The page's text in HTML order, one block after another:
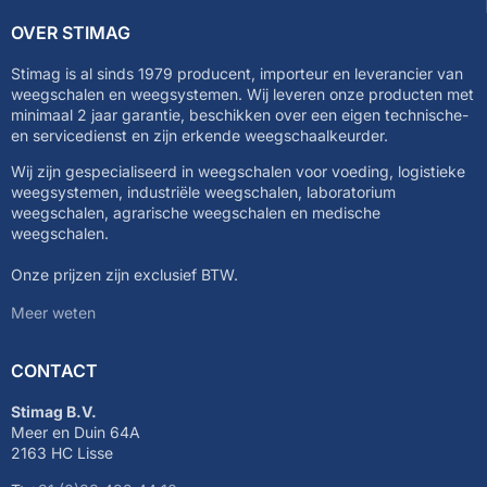
OVER STIMAG
Stimag is al sinds 1979 producent, importeur en leverancier van
weegschalen en weegsystemen. Wij leveren onze producten met
minimaal 2 jaar garantie, beschikken over een eigen technische-
en servicedienst en zijn erkende weegschaalkeurder.
Wij zijn gespecialiseerd in weegschalen voor voeding, logistieke
weegsystemen, industriële weegschalen, laboratorium
weegschalen, agrarische weegschalen en medische
weegschalen.
Onze prijzen zijn exclusief BTW.
Meer weten
CONTACT
Stimag B.V.
Meer en Duin 64A
2163 HC Lisse